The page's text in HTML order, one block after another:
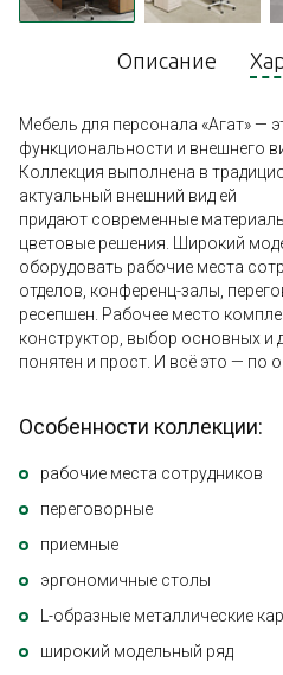
Описание
Мебель для персонала «Агат» —
функциональности и внешнего
Коллекция выполнена в
актуальный внешний вид ей
придают современные
цветовые решения. Широкий
оборудовать рабочие места
отделов, конференц-залы,
ресепшен. Рабочее место
конструктор, выбор основных и
понятен и прост. И всё это — по
Особенности коллекции:
рабочие места сотрудников
переговорные
приемные
эргономичные столы
L-образные металлические
широкий модельный ряд